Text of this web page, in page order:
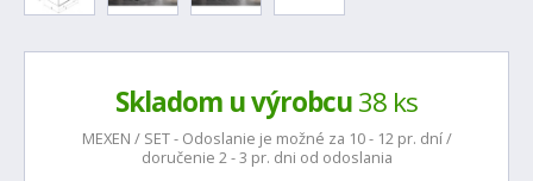
Skladom u výrobcu38 ks
MEXEN / SET - Odoslanie je možné za 10 - 12 pr. dní /
doručenie 2 - 3 pr. dni od odoslania